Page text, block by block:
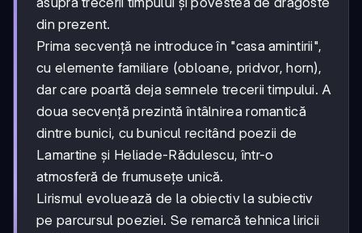
din prezent.
Prima secvență ne introduce în "casa amintirii",
cu elemente familiare (obloane, pridvor, horn),
dar care poartă deja semnele trecerii timpului. A
doua secvență prezintă întâlnirea romantică
dintre bunici, cu bunicul recitând poezii de
Lamartine și Heliade-Rădulescu, într-o
atmosferă de frumusețe unică.
Lirismul evoluează de la obiectiv la subiectiv
pe parcursul poeziei. Se remarcă tehnica liricii